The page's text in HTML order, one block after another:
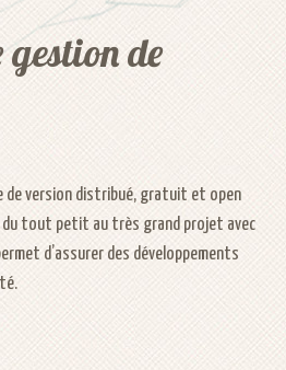
de
de version distribué, gratuit et open
du tout petit au très grand projet avec
d’assurer des développements